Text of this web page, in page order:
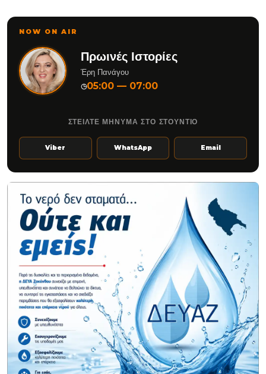
NOW ON AIR
Πρωινές Ιστορίες
Έρη Πανάγου
◷05:00 — 07:00
ΣΤΕΙΛΤΕ ΜΗΝΥΜΑ ΣΤΟ ΣΤΟΥΝΤΙΟ
Viber WhatsApp Email